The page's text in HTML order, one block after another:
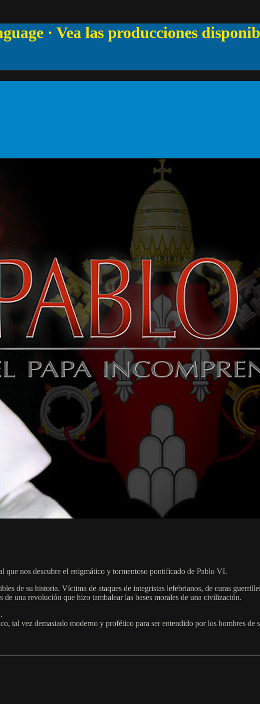
· Vea las producciones
nos descubre el enigmático y tormentoso pontificado de Pablo VI.
de su historia. Víctima de ataques de integristas lefebrianos, de curas
una revolución que hizo tambalear las bases morales de una civilización.
tal vez demasiado moderno y profético para ser entendido por los hombres de